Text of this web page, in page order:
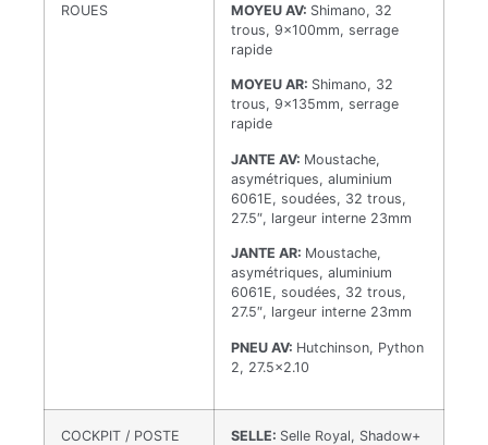
ROUES MOYEU AV: Shimano, 32
trous, 9x100mm, serrage
rapide
MOYEU AR: Shimano, 32
trous, 9x135mm, serrage
rapide
JANTE AV: Moustache,
asymétriques, aluminium
6061E, soudées, 32 trous,
27.5″, largeur interne 23mm
JANTE AR: Moustache,
asymétriques, aluminium
6061E, soudées, 32 trous,
27.5″, largeur interne 23mm
PNEU AV: Hutchinson, Python
2, 27.5×2.10
COCKPIT / POSTE
SELLE: Selle Royal, Shadow+